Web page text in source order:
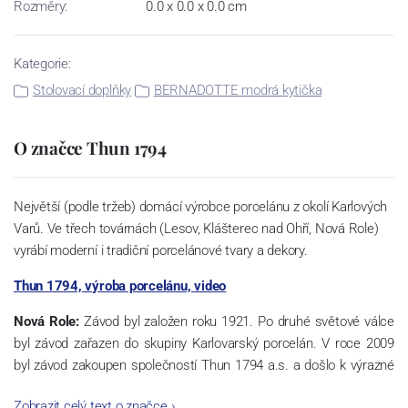
Rozměry: 0.0 x 0.0 x 0.0 cm
Kategorie:
Stolovací doplňky
BERNADOTTE modrá kytička
O značce Thun 1794
Největší (podle tržeb) domácí výrobce porcelánu z okolí Karlových
Varů. Ve třech továrnách (Lesov, Klášterec nad Ohří, Nová Role)
vyrábí moderní i tradiční porcelánové tvary a dekory.
Thun 1794, výroba porcelánu, video
Nová Role: Závod byl založen roku 1921. Po druhé světové válce
byl závod zařazen do skupiny Karlovarský porcelán. V roce 2009
byl závod zakoupen společností Thun 1794 a.s. a došlo k výrazné